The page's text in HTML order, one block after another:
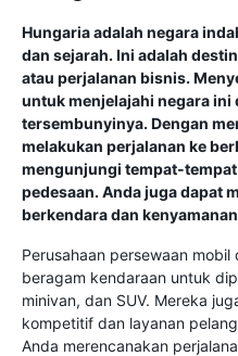
Hungaria adalah negara
dan sejarah. Ini adalah
atau perjalanan bisnis.
untuk menjelajahi negara ini
tersembunyinya. Dengan
melakukan perjalanan ke
mengunjungi tempat-
pedesaan. Anda juga dapat
berkendara dan
Perusahaan persewaan
beragam kendaraan untuk
minivan, dan SUV. Mereka
kompetitif dan layanan
Anda merencanakan